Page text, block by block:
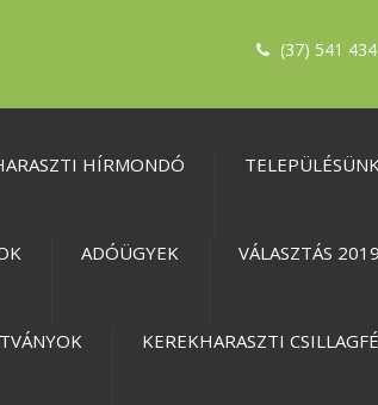
(37) 541 434
HÍRMONDÓ
ADÓÜGYEK VÁLASZTÁS 2019
KEREKHARASZTI